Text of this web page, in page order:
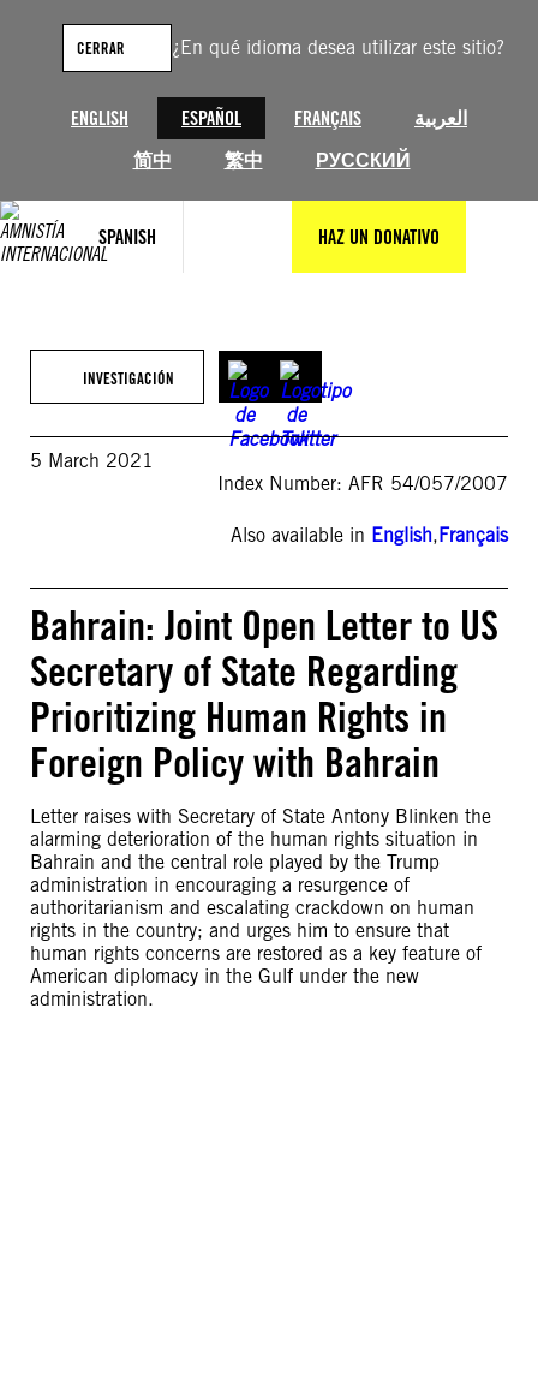
¿En qué idioma desea utilizar este sitio?
ENGLISH ESPAÑOL FRANÇAIS
العربية
简中
繁中 РУССКИЙ
CERRAR
SPANISH HAZ UN DONATIVO
contenido
INVESTIGACIÓN
5 March 2021
Index Number: AFR 54/057/2007
Also available in English,Français
Bahrain: Joint Open Letter to US
Secretary of State Regarding
Prioritizing Human Rights in
Foreign Policy with Bahrain
Letter raises with Secretary of State Antony Blinken the
alarming deterioration of the human rights situation in
Bahrain and the central role played by the Trump
administration in encouraging a resurgence of
authoritarianism and escalating crackdown on human
rights in the country; and urges him to ensure that
human rights concerns are restored as a key feature of
American diplomacy in the Gulf under the new
administration.